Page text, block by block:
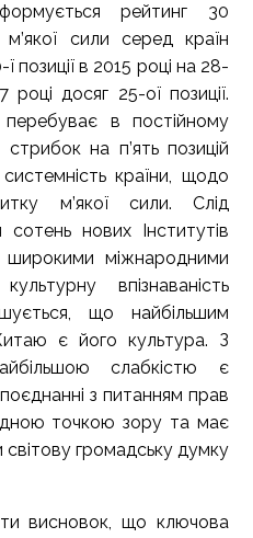
рейтинг 30
м’якої сили серед країн
позиції в 2015 році на 28-
досяг 25-ої позиції.
перебуває в постійному
на п’ять позицій
країни, щодо
м’якої сили. Слід
нових Інститутів
широкими міжнародними
впізнаваність
що найбільшим
є його культура. З
слабкістю є
з питанням прав
точкою зору та має
громадську думку
висновок, що ключова